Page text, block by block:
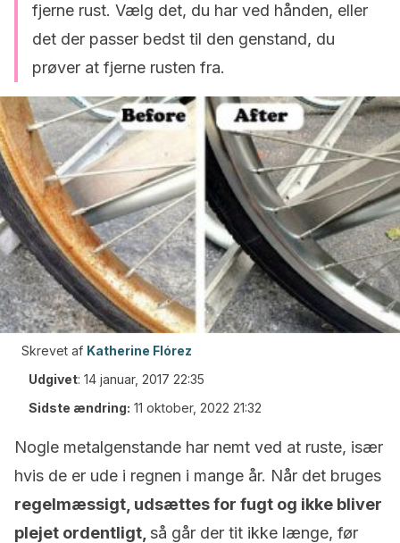
fjerne rust. Vælg det, du har ved hånden, eller
det der passer bedst til den genstand, du
prøver at fjerne rusten fra.
Skrevet af Katherine Flórez
Udgivet: 14 januar, 2017 22:35
Sidste ændring: 11 oktober, 2022 21:32
Nogle metalgenstande har nemt ved at ruste, især
hvis de er ude i regnen i mange år. Når det bruges
regelmæssigt, udsættes for fugt og ikke bliver
plejet ordentligt, så går der tit ikke længe, før